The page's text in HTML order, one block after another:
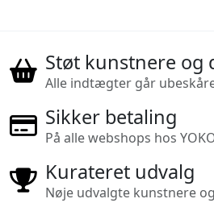
Støt kunstnere og
Alle indtægter går
Sikker betaling
På alle webshops hos
Kurateret udvalg
Nøje udvalgte kunstnere